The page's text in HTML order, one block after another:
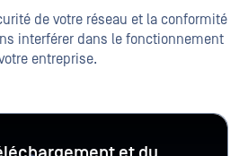
de votre réseau et la conformité
interférer dans le fonctionnement
entreprise.